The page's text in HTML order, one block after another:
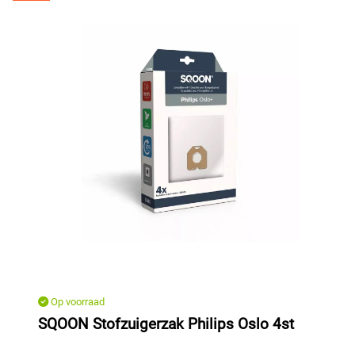
Op voorraad
SQOON Stofzuigerzak Philips Oslo 4st